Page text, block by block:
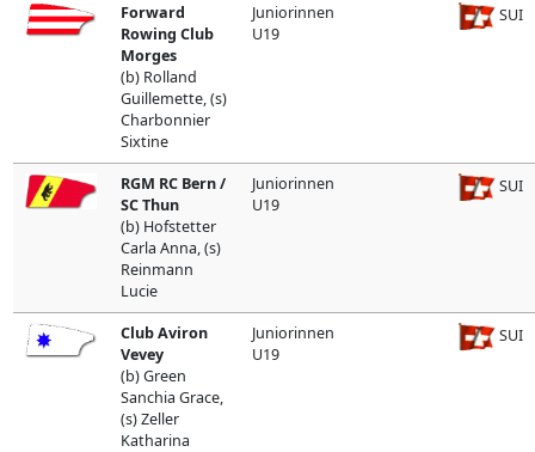
Forward
Rowing Club
Morges
(b) Rolland
Guillemette, (s)
Charbonnier
Sixtine
Juniorinnen
U19
SUI
RGM RC Bern /
SC Thun
(b) Hofstetter
Carla Anna, (s)
Reinmann
Lucie
Juniorinnen
U19
SUI
Club Aviron
Vevey
(b) Green
Sanchia Grace,
(s) Zeller
Katharina
Juniorinnen
U19
SUI